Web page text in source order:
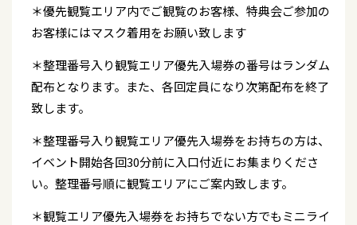
＊優先観覧エリア内でご観覧のお客様、特典会ご参加の
お客様にはマスク着用をお願い致します
＊整理番号入り観覧エリア優先入場券の番号はランダム
配布となります。また、各回定員になり次第配布を終了
致します。
＊整理番号入り観覧エリア優先入場券をお持ちの方は、
イベント開始各回30分前に入口付近にお集まりくださ
い。整理番号順に観覧エリアにご案内致します。
＊観覧エリア優先入場券をお持ちでない方でもミニライ